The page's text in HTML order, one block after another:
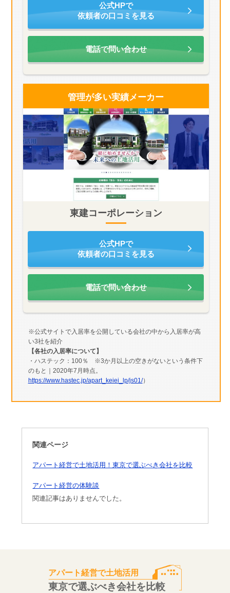
公式HPで
依頼者の口コミを見る
電話で問い合わせ
管理が多い実績メーカー
東建コーポレーション
公式HPで
依頼者の口コミを見る
電話で問い合わせ
※公式サイトで入居率を公開している会社の中から入居率が高
い3社を紹介
【各社の入居率について】
・ハステック：100％ ※3か月以上の空きがないという条件下
のもと｜2020年7月時点。
https://www.hastec.jp/apart_keiei_lp/js01/）
関連ページ
アパート経営で土地活用！東京で選ぶべき会社を比較
アパート経営の体験談
関連記事はありませんでした。
アパート経営で土地活用
東京で選ぶべき会社を比較